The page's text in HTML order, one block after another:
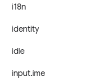
i18n
identity
idle
input.ime